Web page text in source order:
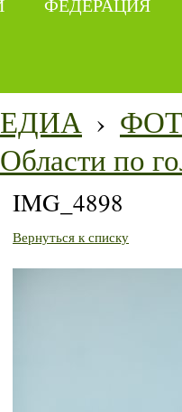
ФЕДЕРАЦИЯ
›
по
IMG_4898
Вернуться к списку